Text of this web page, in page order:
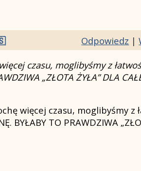
Odpowiedz |
czasu, moglibyśmy z
„ZŁOTA ŻYŁA” DLA
więcej czasu, moglibyśmy z
BYŁABY TO PRAWDZIWA